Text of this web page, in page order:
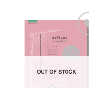
OUT OF STOCK